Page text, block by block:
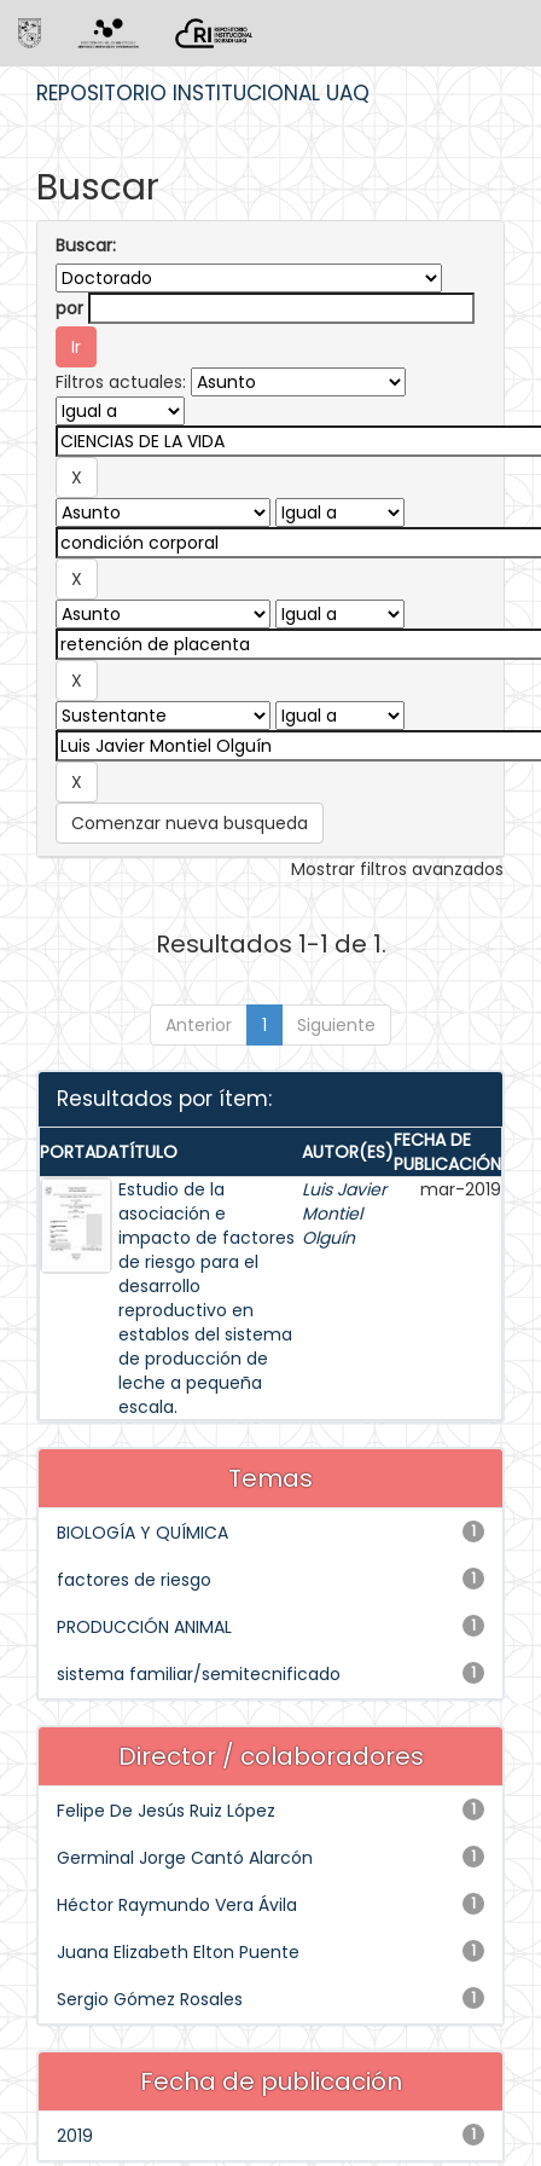
REPOSITORIO INSTITUCIONAL UAQ
Buscar
Buscar:
por
Filtros actuales:
Comenzar nueva busqueda
Mostrar filtros avanzados
Resultados 1-1 de 1.
Anterior 1 Siguiente
Resultados por ítem:
PORTADATÍTULO AUTOR(ES)FECHA DE
PUBLICACIÓN
Estudio de la
asociación e
impacto de factores
de riesgo para el
desarrollo
reproductivo en
establos del sistema
de producción de
leche a pequeña
escala.
Luis Javier
Montiel
Olguín
mar-2019
Temas
1
BIOLOGÍA Y QUÍMICA
1
factores de riesgo
1
PRODUCCIÓN ANIMAL
1
sistema familiar/semitecnificado
Director / colaboradores
1
Felipe De Jesús Ruiz López
1
Germinal Jorge Cantó Alarcón
1
Héctor Raymundo Vera Ávila
1
Juana Elizabeth Elton Puente
1
Sergio Gómez Rosales
Fecha de publicación
1
2019